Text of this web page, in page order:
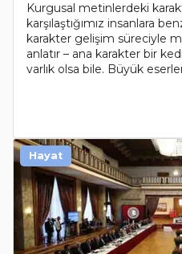
Kurgusal metinlerdeki
karşılaştığımız insanlara
karakter gelişim süreciyle
anlatır – ana karakter bir
varlık olsa bile. Büyük
Hayat